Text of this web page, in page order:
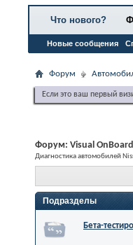
Что нового?
Новые сообщения
Форум
Если это ваш первый
Форум: Visual
Диагностика автомобилей
Подразделы
Бета-